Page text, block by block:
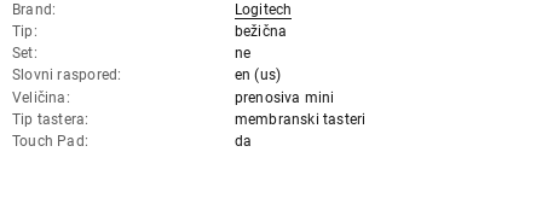
Brand
Logitech
Tip
bežična
Set
ne
Slovni raspored
en (us)
Veličina
prenosiva mini
Tip tastera
membranski tasteri
Touch Pad
da